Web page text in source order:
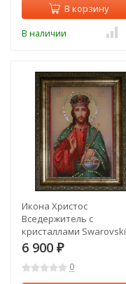
В корзину
В наличии
Икона Христос
Вседержитель с
кристаллами Swarovski
(1364)
6 900 ₽
0